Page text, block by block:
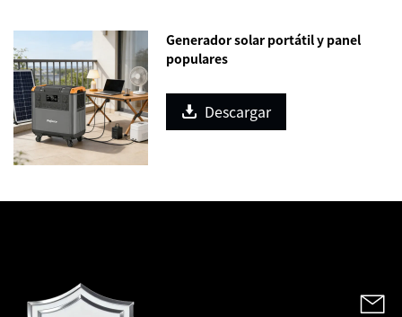
Contáctanos
Generador solar portátil y panel
populares
Descargar